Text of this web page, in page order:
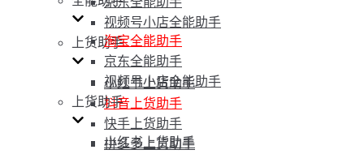
视频号小店全能助手
上货助手
小红书上货助手
抖音上货助手
快手上货助手
拼多多上货助手
淘宝全能助手
京东全能助手
视频号小店全能助手
上货助手
小红书上货助手